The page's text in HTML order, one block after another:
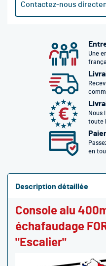
Contactez-nous
Une
Nous
toute
en
Description détaillée
Console alu
échafaudage
"Escalier"